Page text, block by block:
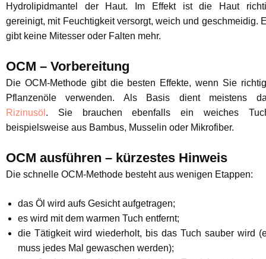
Hydrolipidmantel der Haut. Im Effekt ist die Haut
gereinigt, mit Feuchtigkeit versorgt, weich und geschmeidig.
gibt keine Mitesser oder Falten mehr.
OCM – Vorbereitung
Die OCM-Methode gibt die besten Effekte, wenn Sie
Pflanzenöle verwenden. Als Basis dient meistens
Rizinusöl . Sie brauchen ebenfalls ein weiches
beispielsweise aus Bambus, Musselin oder Mikrofiber.
OCM ausführen – kürzestes Hinweis
Die schnelle OCM-Methode besteht aus wenigen Etappen:
das Öl wird aufs Gesicht aufgetragen;
es wird mit dem warmen Tuch entfernt;
die Tätigkeit wird wiederholt, bis das Tuch sauber wird
muss jedes Mal gewaschen werden);